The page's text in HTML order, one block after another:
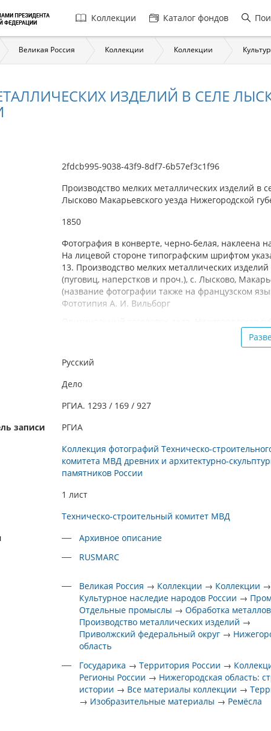
Главная
навигация
Коллекции Каталог фондов
Великая Россия Коллекции Коллекции
ИЗДЕЛИЙ В СЕЛЕ
2fdcb995-9038-43f9-8df7-6b57ef3c1f96
Производство мелких металлических изделий в
Лысково Макарьевского уезда Нижегородской
1850
Фотография в конверте, черно-белая, наклеена
На лицевой стороне типографским шрифтом
13. Производство мелких металлических изделий
(пуговиц, наперстков и проч.), с. Лысково,
(название фотографии также на французском
Фототипия А. И. Вильборг
Макарьевский уезд, село Лысково. Производство
Русский
Дело
РГИА. 1293 / 169 / 927
записи
РГИА
Коллекция фотографий Техническо-
комитета МВД древних и архитектурно-
памятников России
1 лист
Техническо-строительный комитет МВД
Архивное описание
RUSMARC
Великая Россия → Коллекции → Коллекции →
Культурное наследие народов России →
Отдельные промыслы →Обработка металлов
Производство металлических изделий →
Приволжский федеральный округ →
область
Государика →Территория России →
Регионы России → Нижегородская область:
истории → Все материалы коллекции →
→ Изобразительные материалы → Ремёсла